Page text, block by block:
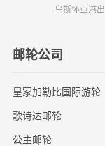
乌斯怀亚港
邮轮公司
皇家加勒比国际游轮
歌诗达邮轮
公主邮轮